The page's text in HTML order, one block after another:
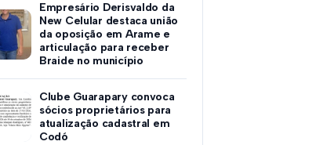
Empresário Derisvaldo da
New Celular destaca união
da oposição em Arame e
articulação para receber
Braide no município
Clube Guarapary convoca
sócios proprietários para
atualização cadastral em
Codó